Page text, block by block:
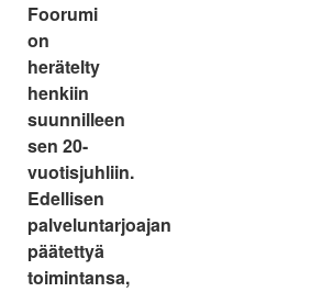
Foorumi
on
herätelty
henkiin
suunnilleen
sen 20-
vuotisjuhliin.
Edellisen
palveluntarjoajan
päätettyä
toimintansa,